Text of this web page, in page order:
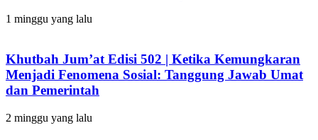
1 minggu yang lalu
Khutbah Jum’at Edisi 502 | Ketika Kemungkaran
Menjadi Fenomena Sosial: Tanggung Jawab Umat
dan Pemerintah
2 minggu yang lalu